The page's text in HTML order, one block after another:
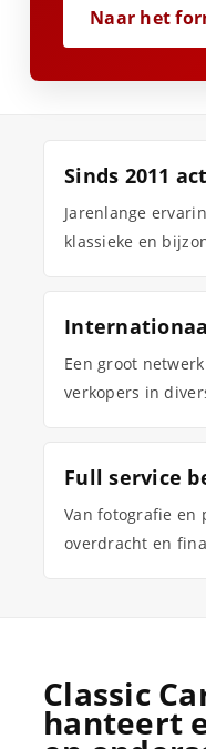
Naar het
Sinds 2011
Jarenlange
klassieke en
Een groot
verkopers in
Full service
Van fotografie en
overdracht en
Classic
hanteert